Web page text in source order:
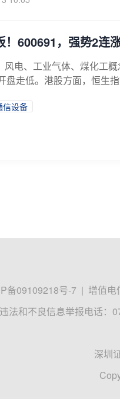
！600691，强势2连
风电、工业气体、煤化工
盘走低。港股方面，恒生
信设备
备09109218号-7 | 增值电
违法和不良信息举报电话：
深圳